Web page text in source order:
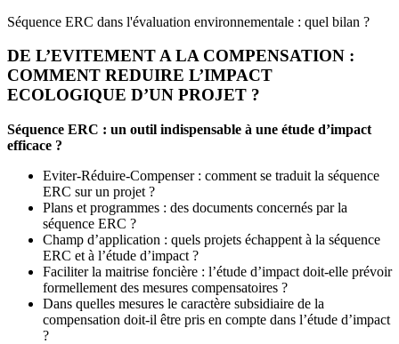
Séquence ERC dans l'évaluation environnementale : quel bilan ?
DE L’EVITEMENT A LA COMPENSATION :
COMMENT REDUIRE L’IMPACT
ECOLOGIQUE D’UN PROJET ?
Séquence ERC : un outil indispensable à une étude d’impact
efficace ?
Eviter-Réduire-Compenser : comment se traduit la séquence
ERC sur un projet ?
Plans et programmes : des documents concernés par la
séquence ERC ?
Champ d’application : quels projets échappent à la séquence
ERC et à l’étude d’impact ?
Faciliter la maitrise foncière : l’étude d’impact doit-elle prévoir
formellement des mesures compensatoires ?
Dans quelles mesures le caractère subsidiaire de la
compensation doit-il être pris en compte dans l’étude d’impact
?